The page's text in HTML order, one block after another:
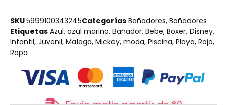
SKU5999100343245Categorías Bañadores, Bañadores
Etiquetas Azul, azul marino, Bañador, Bebe, Boxer, Disney,
Infantil, Juvenil, Malaga, Mickey, moda, Piscina, Playa, Rojo,
Ropa